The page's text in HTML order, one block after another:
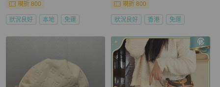
現折 800
狀況良好 本地 免運
現折 800
狀況良好 香港 免運